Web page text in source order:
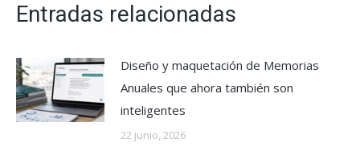
Entradas relacionadas
Diseño y maquetación de Memorias
Anuales que ahora también son
inteligentes
22 junio, 2026